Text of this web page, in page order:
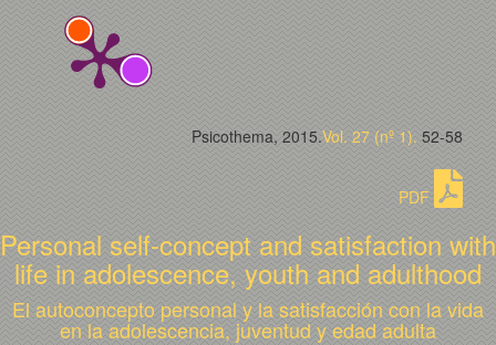
Psicothema, 2015.Vol. 27 (nº 1). 52-58
PDF
Personal self-concept and satisfaction with
life in adolescence, youth and adulthood
El autoconcepto personal y la satisfacción con la vida
en la adolescencia, juventud y edad adulta